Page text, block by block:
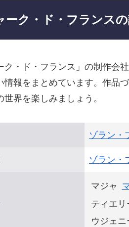
ーク・ド・フランス
ク・ド・フランス」の制作会
情報をまとめています。作品
世界を楽しみましょう。
ゾラン・
ゾラン・
マジャ
ティエリ
ウジェニ